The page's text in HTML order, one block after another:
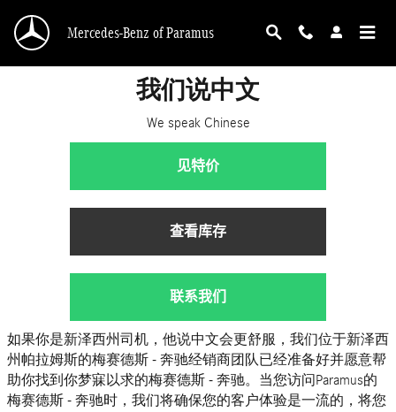
Mercedes-Benz of Paramus
我们说中文
We speak Chinese
见特价
查看库存
联系我们
如果你是新泽西州司机，他说中文会更舒服，我们位于新泽西
州帕拉姆斯的梅赛德斯 - 奔驰经销商团队已经准备好并愿意帮
助你找到你梦寐以求的梅赛德斯 - 奔驰。当您访问Paramus的
梅赛德斯 - 奔驰时，我们将确保您的客户体验是一流的，将您